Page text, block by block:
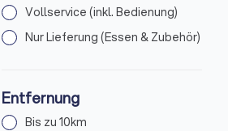
Vollservice (inkl. Bedienung)
Nur Lieferung (Essen & Zubehör)
Entfernung
Bis zu 10km